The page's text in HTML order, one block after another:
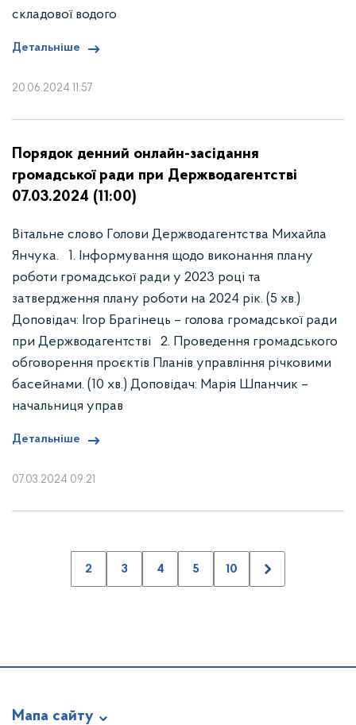
20.06.2024 11:57
складової водого
Детальніше
07.03.2024 09:21
Порядок денний онлайн-засідання
громадської ради при Держводагентстві
07.03.2024 (11:00)
Вітальне слово Голови Держводагентства Михайла
Янчука. 1. Інформування щодо виконання плану
роботи громадської ради у 2023 році та
затвердження плану роботи на 2024 рік. (5 хв.)
Доповідач: Ігор Брагінець – голова громадської ради
при Держводагентстві 2. Проведення громадського
обговорення проєктів Планів управління річковими
басейнами. (10 хв.) Доповідач: Марія Шпанчик –
начальниця управ
Детальніше
2 3 4 5 10
Мапа сайту